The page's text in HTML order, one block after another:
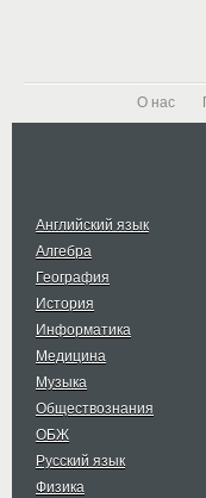
О нас
Английский язык
Алгебра
География
История
Информатика
Медицина
Музыка
Обществознания
ОБЖ
Русский язык
Физика